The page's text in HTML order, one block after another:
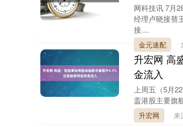
网科技讯 7月
经理卢晓接替
接....
金元速配
升宏网 高
金流入
上周五（5月
盖港股主要旗
升宏网 来